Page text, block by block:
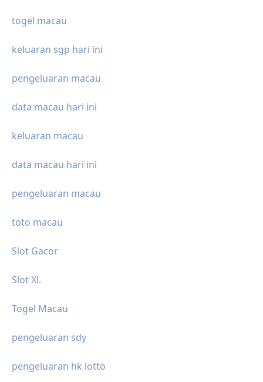
togel macau
keluaran sgp hari ini
pengeluaran macau
data macau hari ini
keluaran macau
data macau hari ini
pengeluaran macau
toto macau
Slot Gacor
Slot XL
Togel Macau
pengeluaran sdy
pengeluaran hk lotto